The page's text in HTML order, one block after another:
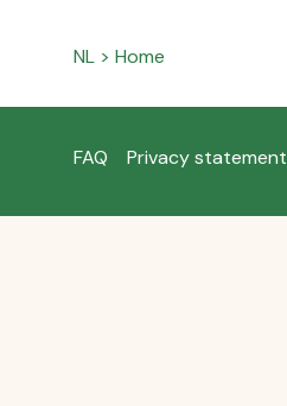
NL > Home
FAQ Privacy statement